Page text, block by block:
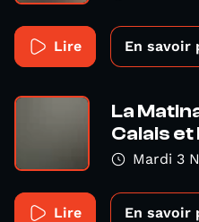
Lire En savoir
La
Calais et
Mardi 3
Lire En savoir